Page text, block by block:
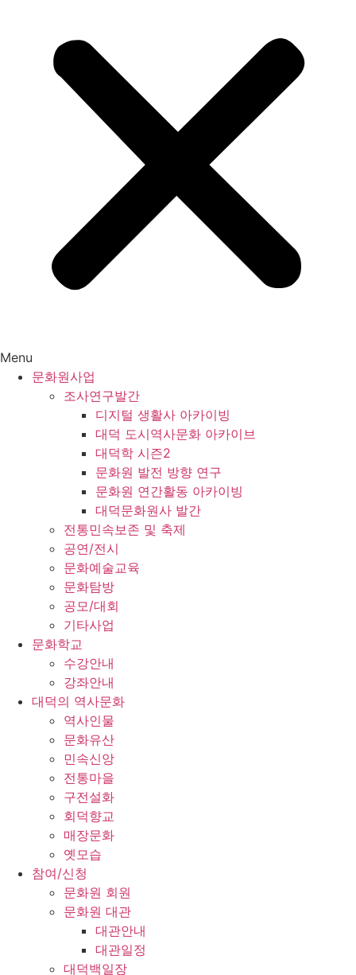
Menu
문화원사업
조사연구발간
디지털 생활사 아카이빙
대덕 도시역사문화 아카이브
대덕학 시즌2
문화원 발전 방향 연구
문화원 연간활동 아카이빙
대덕문화원사 발간
전통민속보존 및 축제
공연/전시
문화예술교육
문화탐방
공모/대회
기타사업
문화학교
수강안내
강좌안내
대덕의 역사문화
역사인물
문화유산
민속신앙
전통마을
구전설화
회덕향교
매장문화
옛모습
참여/신청
문화원 회원
문화원 대관
대관안내
대관일정
대덕백일장